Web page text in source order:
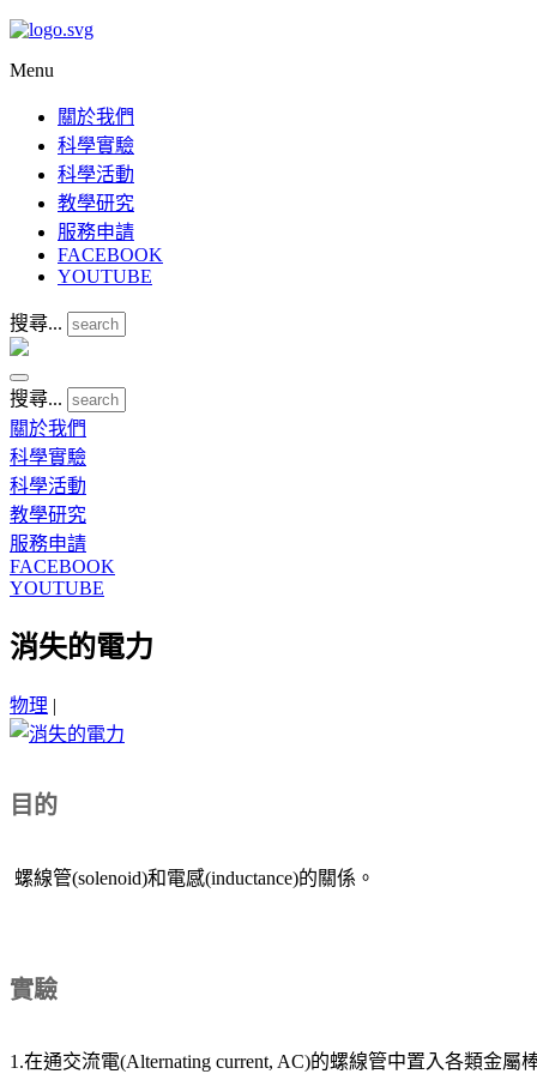
Menu
關於我們
科學實驗
科學活動
教學研究
服務申請
FACEBOOK
YOUTUBE
搜尋...
搜尋...
關於我們
科學實驗
科學活動
教學研究
服務申請
FACEBOOK
YOUTUBE
消失的電力
物理 |
目的
螺線管(solenoid)和電感(inductance)的關係。
實驗
1.在通交流電(Alternating current, AC)的螺線管中置入各類金